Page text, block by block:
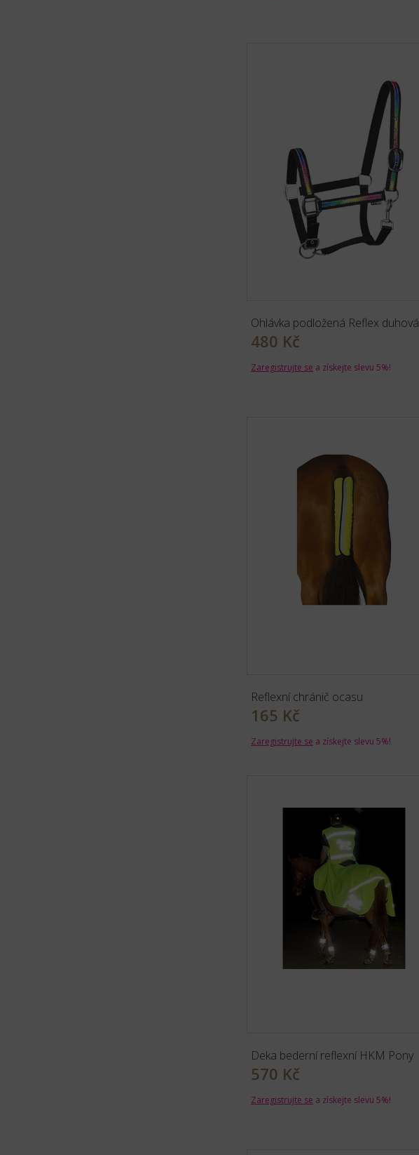
Ohlávka podložená Reflex duhová
480 Kč
Zaregistrujte se a získejte slevu 5%!
Reflexní chránič ocasu
165 Kč
Zaregistrujte se a získejte slevu 5%!
Deka bederní reflexní HKM Pony
570 Kč
Zaregistrujte se a získejte slevu 5%!